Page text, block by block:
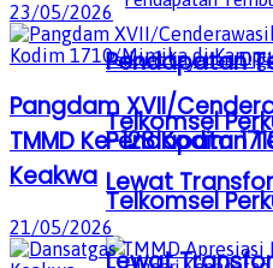
Pendapatan
Telkomsel
Lewat
Pendapatan
Telkomsel
Lewat
23/05/2026
Pangdam XVII/
TMMD Ke-128 Kodim
Keakwa
21/05/2026